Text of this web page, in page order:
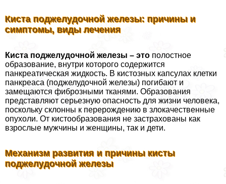
Киста поджелудочной железы: причины и
симптомы, виды лечения
Киста поджелудочной железы – это полостное
образование, внутри которого содержится
панкреатическая жидкость. В кистозных капсулах клетки
панкреаса (поджелудочной железы) погибают и
замещаются фиброзными тканями. Образования
представляют серьезную опасность для жизни человека,
поскольку склонны к перерождению в злокачественные
опухоли. От кистообразования не застрахованы как
взрослые мужчины и женщины, так и дети.
Механизм развития и причины кисты
поджелудочной железы